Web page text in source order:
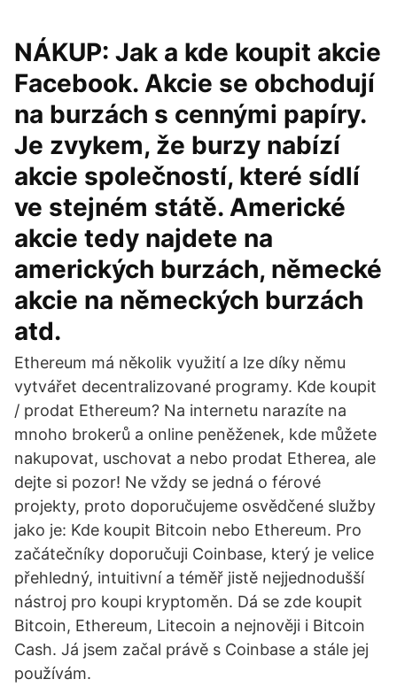
NÁKUP: Jak a kde koupit akcie
Facebook. Akcie se obchodují
na burzách s cennými papíry.
Je zvykem, že burzy nabízí
akcie společností, které sídlí
ve stejném státě. Americké
akcie tedy najdete na
amerických burzách, německé
akcie na německých burzách
atd.
Ethereum má několik využití a lze díky němu
vytvářet decentralizované programy. Kde koupit
/ prodat Ethereum? Na internetu narazíte na
mnoho brokerů a online peněženek, kde můžete
nakupovat, uschovat a nebo prodat Etherea, ale
dejte si pozor! Ne vždy se jedná o férové
projekty, proto doporučujeme osvědčené služby
jako je: Kde koupit Bitcoin nebo Ethereum. Pro
začátečníky doporučuji Coinbase, který je velice
přehledný, intuitivní a téměř jistě nejjednodušší
nástroj pro koupi kryptoměn. Dá se zde koupit
Bitcoin, Ethereum, Litecoin a nejnověji i Bitcoin
Cash. Já jsem začal právě s Coinbase a stále jej
používám.